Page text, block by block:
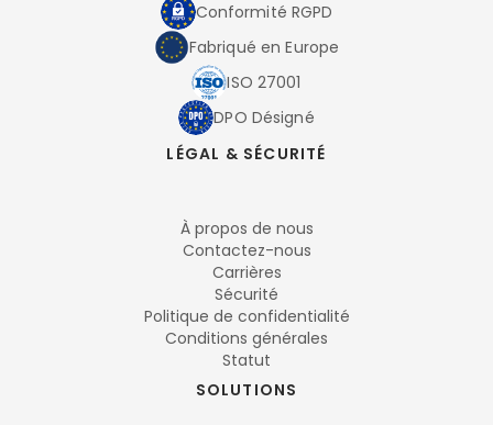
Conformité RGPD
Fabriqué en Europe
ISO 27001
DPO Désigné
LÉGAL & SÉCURITÉ
À propos de nous
Contactez-nous
Carrières
Sécurité
Politique de confidentialité
Conditions générales
Statut
SOLUTIONS